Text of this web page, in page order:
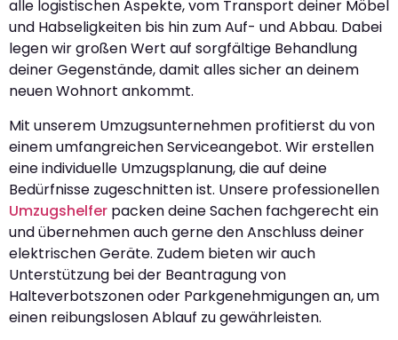
alle logistischen Aspekte, vom Transport deiner Möbel
und Habseligkeiten bis hin zum Auf- und Abbau. Dabei
legen wir großen Wert auf sorgfältige Behandlung
deiner Gegenstände, damit alles sicher an deinem
neuen Wohnort ankommt.
Mit unserem Umzugsunternehmen profitierst du von
einem umfangreichen Serviceangebot. Wir erstellen
eine individuelle Umzugsplanung, die auf deine
Bedürfnisse zugeschnitten ist. Unsere professionellen
Umzugshelfer packen deine Sachen fachgerecht ein
und übernehmen auch gerne den Anschluss deiner
elektrischen Geräte. Zudem bieten wir auch
Unterstützung bei der Beantragung von
Halteverbotszonen oder Parkgenehmigungen an, um
einen reibungslosen Ablauf zu gewährleisten.